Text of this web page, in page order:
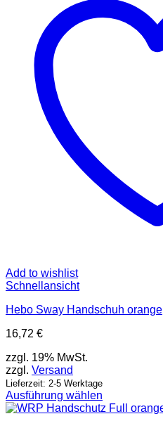
Optionen
können
Produktseite
gewählt
werden
Add to wishlist
Schnellansicht
Hebo Sway Handschuh orange
16,72 €
zzgl. 19% MwSt.
zzgl. Versand
Lieferzeit: 2-5 Werktage
Ausführung wählen
Dieses